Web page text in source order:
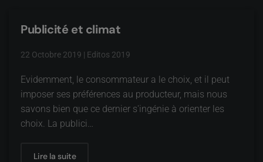
Publicité et climat
22 Octobre 2019 | Editos 2019
Evidemment, le consommateur a le choix, et il peut
imposer ses préférences au producteur, mais nous
savons bien que ce dernier s'ingénie à orienter les
choix. La publici…
Lire la suite